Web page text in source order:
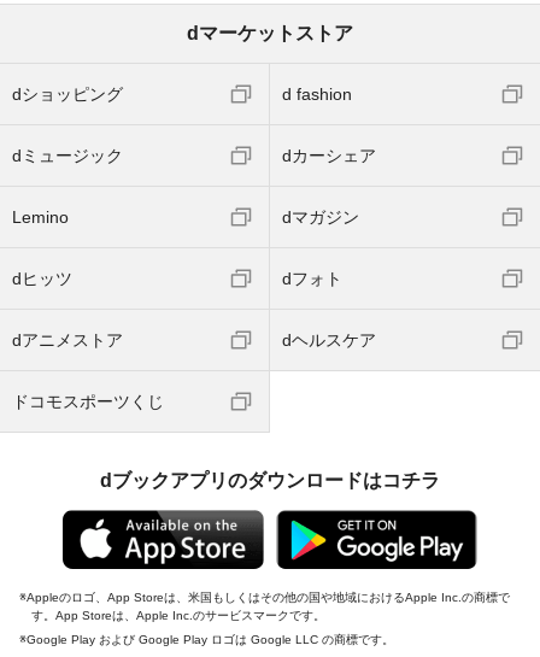
dマーケットストア
dショッピング d fashion
dミュージック dカーシェア
Lemino dマガジン
dヒッツ dフォト
dアニメストア dヘルスケア
ドコモスポーツくじ
dブックアプリのダウンロードはコチラ
Appleのロゴ、App Storeは、米国もしくはその他の国や地域におけるApple Inc.の商標で
す。App Storeは、Apple Inc.のサービスマークです。
Google Play および Google Play ロゴは Google LLC の商標です。